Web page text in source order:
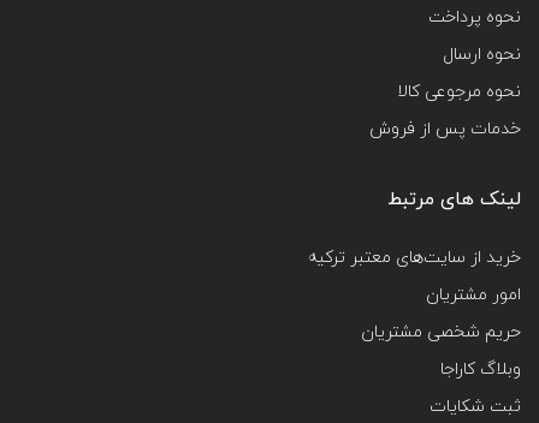
نحوه پرداخت
نحوه ارسال
نحوه مرجوعی کالا
خدمات پس از فروش
لینک های مرتبط
خرید از سایت‌های معتبر ترکیه
امور مشتریان
حریم شخصی مشتریان
وبلاگ کاراجا
ثبت شکایات